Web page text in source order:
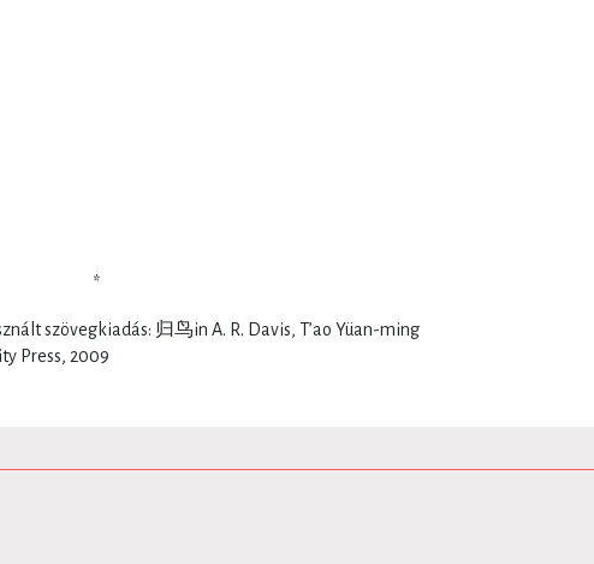
*
szövegkiadás: 归鸟in A. R. Davis, T’ao Yüan-ming
Press, 2009